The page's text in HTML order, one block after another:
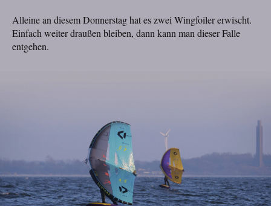
Alleine an diesem Donnerstag hat es zwei Wingfoiler erwischt.
Einfach weiter draußen bleiben, dann kann man dieser Falle
entgehen.